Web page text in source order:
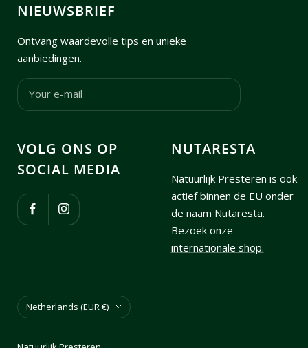
NIEUWSBRIEF
Ontvang waardevolle tips en unieke
aanbiedingen.
Your e-mail
VOLG ONS OP
SOCIAL MEDIA
NUTARESTA
Natuurlijk Presteren is ook
actief binnen de EU onder
de naam Nutaresta.
Bezoek onze
internationale shop.
Country/region
Netherlands (EUR €)